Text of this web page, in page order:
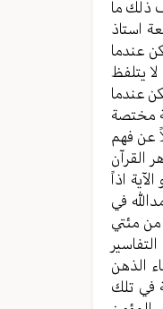
ذلك ما
استاذ
عندما
يتلفظ
عندما
مختصة
عن فهم
القرآن
اذاً
في
من مئتي
الذهن
في تلك